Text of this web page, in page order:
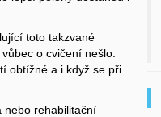
toto takzvané
o cvičení nešlo.
obtížné a i když se při
nebo rehabilitační